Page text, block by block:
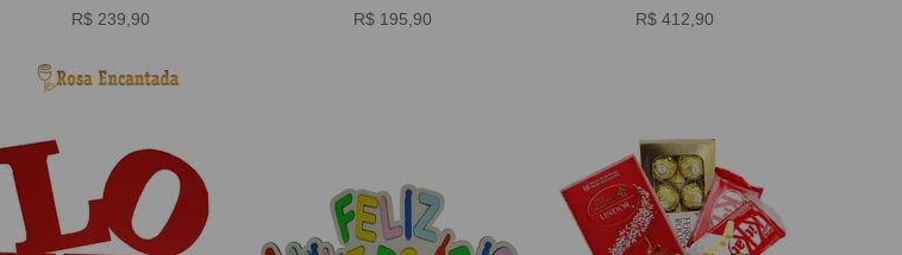
R$ 239,90 R$ 195,90 R$ 412,90